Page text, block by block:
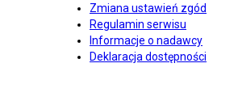
Zmiana ustawień zgód
Regulamin serwisu
Informacje o nadawcy
Deklaracja dostępności